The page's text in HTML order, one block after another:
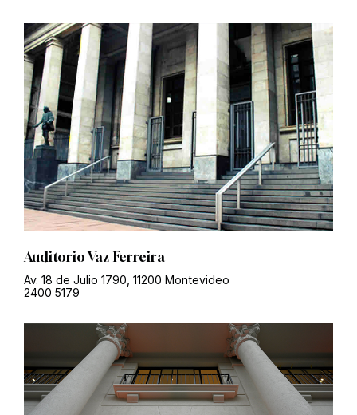
Auditorio Vaz Ferreira
Av. 18 de Julio 1790, 11200 Montevideo
2400 5179